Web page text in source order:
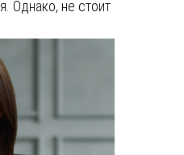
Однако, не стоит